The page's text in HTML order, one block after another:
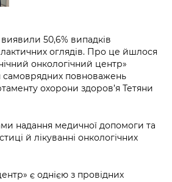
50,6% випадків
оглядів. Про це йшлося
онкологічний центр»
самоврядних повноважень
охорони здоров’я Тетяни
надання медичної допомоги та
й лікуванні онкологічних
є однією з провідних